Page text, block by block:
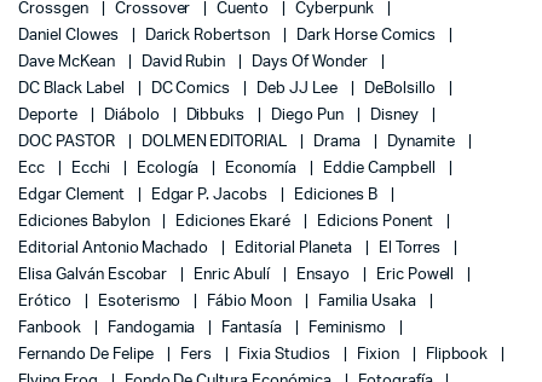
Crossgen
Crossover Cuento
Cyberpunk
Daniel Clowes
Darick Robertson
Dark Horse Comics
Dave McKean
David Rubin
Days Of Wonder
DC Black Label
DC Comics Deb JJ Lee
DeBolsillo
Deporte
Diábolo Dibbuks Diego Pun
Disney
DOC PASTOR
DOLMEN EDITORIAL Drama
Dynamite
Ecc
Ecchi Ecología Economía
Eddie Campbell
Edgar Clement
Edgar P. Jacobs
Ediciones B
Ediciones Babylon
Ediciones Ekaré
Edicions Ponent
Editorial Antonio Machado
Editorial Planeta
El Torres
Elisa Galván Escobar
Enric Abulí Ensayo
Eric Powell
Erótico
Esoterismo Fábio Moon
Familia Usaka
Fanbook
Fandogamia Fantasía
Feminismo
Fernando De Felipe
Fers Fixia Studios Fixion
Flipbook